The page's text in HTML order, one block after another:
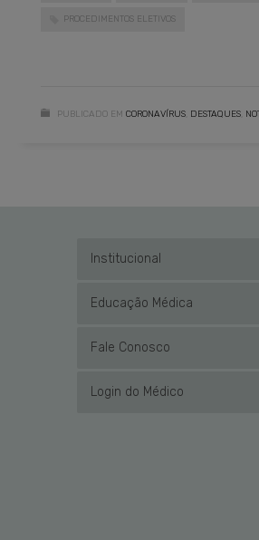
PROCEDIMENTOS ELETIVOS
PUBLICADO EM CORONAVÍRUS DESTAQUES
Institucional
Educação Médica
Fale Conosco
Login do Médico